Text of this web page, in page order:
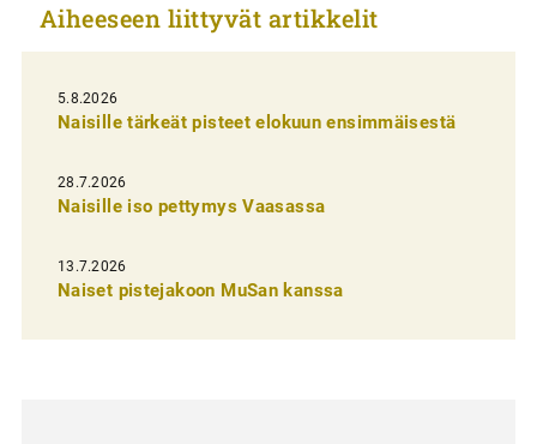
k
e
l
i
e
n
e
Aiheeseen liittyvät artikkelit
5.8.2026
Naisille tärkeät pisteet elokuun ensimmäisestä
28.7.2026
Naisille iso pettymys Vaasassa
13.7.2026
Naiset pistejakoon MuSan kanssa